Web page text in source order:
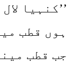
’’کنہیا
ہوں قطب
جب قطب